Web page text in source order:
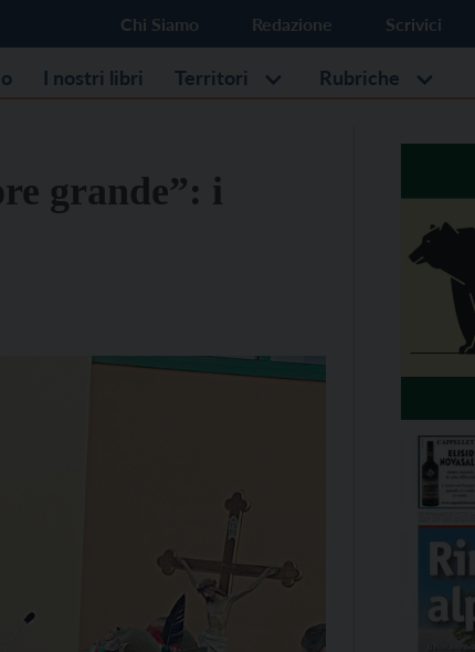
Chi Siamo Redazione Scrivici
I nostri libri Territori Rubriche
grande”: i